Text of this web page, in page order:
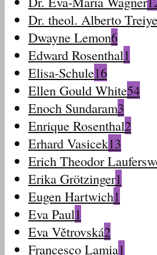
Dr. theol. Alberto
Dwayne Lemon6
Edward Rosenthal1
Elisa-Schule16
Ellen Gould White54
Enoch Sundaram3
Enrique Rosenthal2
Erhard Vasicek13
Erich Theodor
Erika Grötzinger1
Eugen Hartwich1
Eva Paul1
Eva Větrovská2
Francesco Lamia1